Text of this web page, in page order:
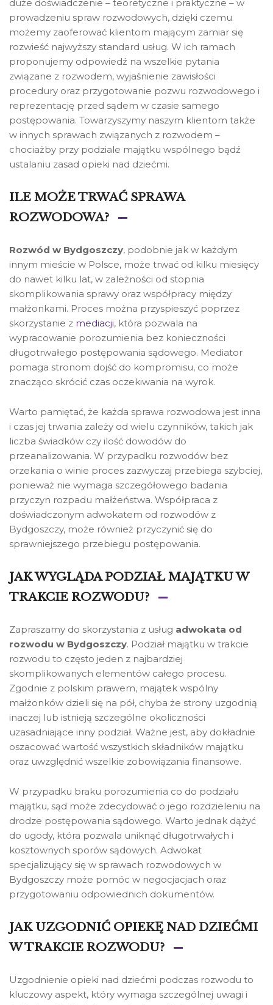
duże doświadczenie – teoretyczne i praktyczne – w
prowadzeniu spraw rozwodowych, dzięki czemu
możemy zaoferować klientom mającym zamiar się
rozwieść najwyższy standard usług. W ich ramach
proponujemy odpowiedź na wszelkie pytania
związane z rozwodem, wyjaśnienie zawisłości
procedury oraz przygotowanie pozwu rozwodowego i
reprezentację przed sądem w czasie samego
postępowania. Towarzyszymy naszym klientom także
w innych sprawach związanych z rozwodem –
chociażby przy podziale majątku wspólnego bądź
ustalaniu zasad opieki nad dziećmi.
ILE MOŻE TRWAĆ SPRAWA
ROZWODOWA?
Rozwód w Bydgoszczy, podobnie jak w każdym
innym mieście w Polsce, może trwać od kilku miesięcy
do nawet kilku lat, w zależności od stopnia
skomplikowania sprawy oraz współpracy między
małżonkami. Proces można przyspieszyć poprzez
skorzystanie z mediacji, która pozwala na
wypracowanie porozumienia bez konieczności
długotrwałego postępowania sądowego. Mediator
pomaga stronom dojść do kompromisu, co może
znacząco skrócić czas oczekiwania na wyrok.
Warto pamiętać, że każda sprawa rozwodowa jest inna
i czas jej trwania zależy od wielu czynników, takich jak
liczba świadków czy ilość dowodów do
przeanalizowania. W przypadku rozwodów bez
orzekania o winie proces zazwyczaj przebiega szybciej,
ponieważ nie wymaga szczegółowego badania
przyczyn rozpadu małżeństwa. Współpraca z
doświadczonym adwokatem od rozwodów z
Bydgoszczy, może również przyczynić się do
sprawniejszego przebiegu postępowania.
JAK WYGLĄDA PODZIAŁ MAJĄTKU W
TRAKCIE ROZWODU?
Zapraszamy do skorzystania z usług adwokata od
rozwodu w Bydgoszczy. Podział majątku w trakcie
rozwodu to często jeden z najbardziej
skomplikowanych elementów całego procesu.
Zgodnie z polskim prawem, majątek wspólny
małżonków dzieli się na pół, chyba że strony uzgodnią
inaczej lub istnieją szczególne okoliczności
uzasadniające inny podział. Ważne jest, aby dokładnie
oszacować wartość wszystkich składników majątku
oraz uwzględnić wszelkie zobowiązania finansowe.
W przypadku braku porozumienia co do podziału
majątku, sąd może zdecydować o jego rozdzieleniu na
drodze postępowania sądowego. Warto jednak dążyć
do ugody, która pozwala uniknąć długotrwałych i
kosztownych sporów sądowych. Adwokat
specjalizujący się w sprawach rozwodowych w
Bydgoszczy może pomóc w negocjacjach oraz
przygotowaniu odpowiednich dokumentów.
JAK UZGODNIĆ OPIEKĘ NAD DZIEĆMI
W TRAKCIE ROZWODU?
Uzgodnienie opieki nad dziećmi podczas rozwodu to
kluczowy aspekt, który wymaga szczególnej uwagi i